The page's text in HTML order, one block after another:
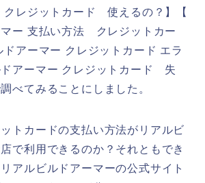
クレジットカード 使えるの？】【
マー 支払い方法 クレジットカー
ドアーマー クレジットカード エラ
アーマー クレジットカード 失
べてみることにしました。
トカードの支払い方法がリアルビ
で利用できるのか？それともでき
アルビルドアーマーの公式サイト